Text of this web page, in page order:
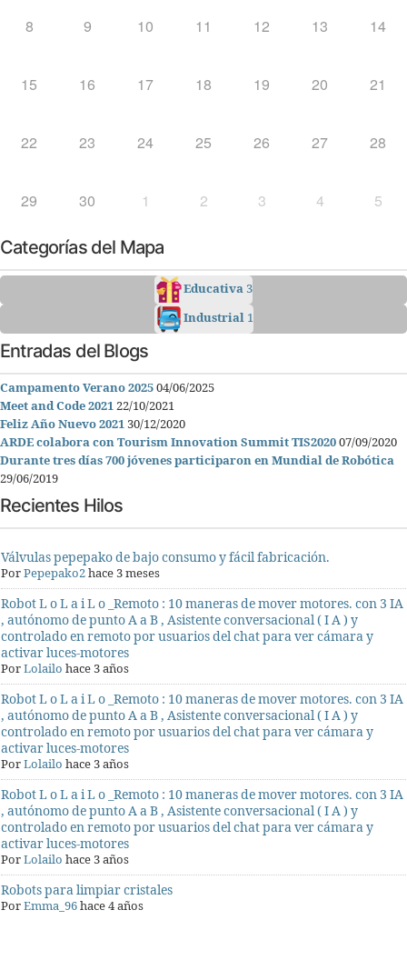
8 9 10 11 12 13 14
15 16 17 18 19 20 21
22 23 24 25 26 27 28
29 30 1 2 3 4 5
Categorías del Mapa
Educativa3
Industrial 1
Entradas del Blogs
Campamento Verano 202504/06/2025
Meet and Code 202122/10/2021
Feliz Año Nuevo 202130/12/2020
ARDE colabora con Tourism Innovation Summit TIS202007/09/2020
Durante tres días 700 jóvenes participaron en Mundial de Robótica
29/06/2019
Recientes Hilos
Válvulas pepepako de bajo consumo y fácil fabricación.
PorPepepako2hace 3 meses
Robot L o L a i L o _Remoto : 10 maneras de mover motores. con 3 IA
, autónomo de punto A a B , Asistente conversacional ( I A ) y
controlado en remoto por usuarios del chat para ver cámara y
activar luces-motores
PorLolailo hace 3 años
Robot L o L a i L o _Remoto : 10 maneras de mover motores. con 3 IA
, autónomo de punto A a B , Asistente conversacional ( I A ) y
controlado en remoto por usuarios del chat para ver cámara y
activar luces-motores
PorLolailo hace 3 años
Robot L o L a i L o _Remoto : 10 maneras de mover motores. con 3 IA
, autónomo de punto A a B , Asistente conversacional ( I A ) y
controlado en remoto por usuarios del chat para ver cámara y
activar luces-motores
PorLolailo hace 3 años
Robots para limpiar cristales
PorEmma_96hace 4 años